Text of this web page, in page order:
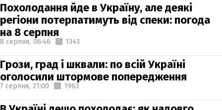
Похолодання йде в Україну, але деякі
регіони потерпатимуть від спеки: погода
на 8 серпня
8 серпня, 06:46 1343
Грози, град і шквали: по всій Україні
оголосили штормове попередження
7 серпня, 21:00 1963